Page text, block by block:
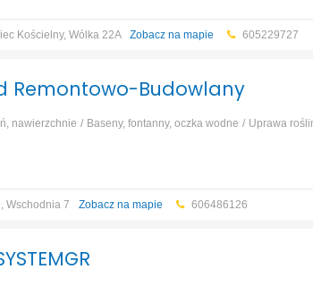
Kościelny, Wólka 22A Zobacz na mapie 605229727
Remontowo-Budowlany
nawierzchnie Baseny, fontanny, oczka wodne Uprawa
Wschodnia 7 Zobacz na mapie 606486126